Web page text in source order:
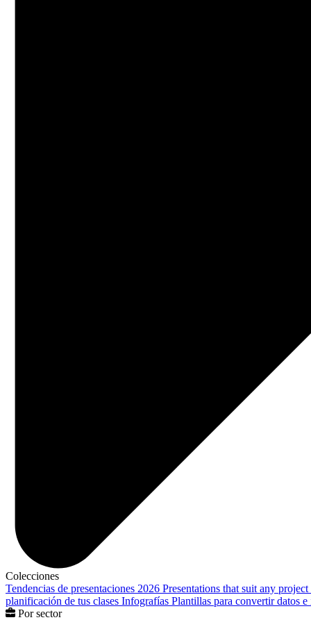
Colecciones
Tendencias de presentaciones 2026 Presentations that suit any project
planificación de tus clases Infografías Plantillas para convertir datos
Por sector